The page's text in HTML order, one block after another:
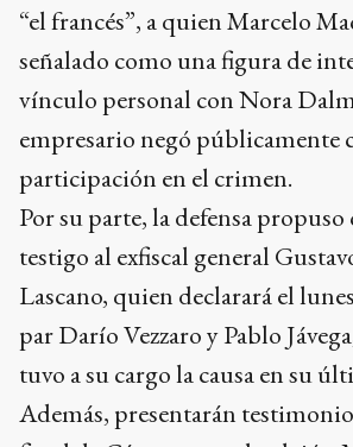
“el francés”, a quien Marcelo
señalado como una figura de
vínculo personal con Nora
empresario negó públicamente
participación en el crimen.
Por su parte, la defensa
testigo al exfiscal general
Lascano, quien declarará el
par Darío Vezzaro y Pablo
tuvo a su cargo la causa en su
Además, presentarán